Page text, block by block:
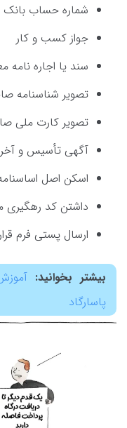
شماره حساب
جواز کسب و کار
سند یا اجاره نامه
تصویر شناسنامه
تصویر کارت ملی
آگهی تأسیس و
اسکن اصل
داشتن کد رهگیری
ارسال پستی فرم
بیشتر بخوانید:
پاسارگاد